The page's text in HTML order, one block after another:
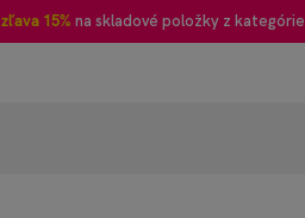
zľava 15% na skladové položky z kategórie